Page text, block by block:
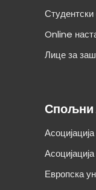
Студентски
Online
Лице за
Спољни
Европска